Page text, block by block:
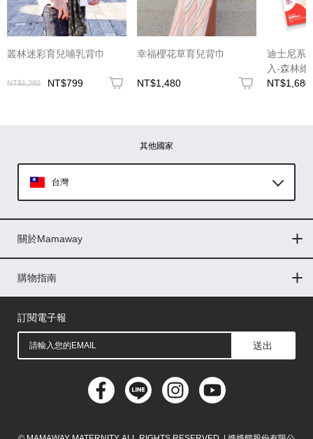
叢林迷彩育兒哺乳背巾
NT$1,280 NT$799
幸福櫻花草育兒背巾
NT$1,480
迪士尼系
入-森林維
NT$1,680
其他國家
台灣
印尼
菲律賓
馬來西亞
關於Mamaway
門市據點
最新消息
品牌故事
人力招募
媒體花絮
隱私權聲明
CSR企業社會責任
購物指南
購物常見問題
退換貨問題
儲值金使用條款
購買儲值金
發票問題
會員權益
線上留言
吸乳器-免費體驗
訂閱電子報
送出